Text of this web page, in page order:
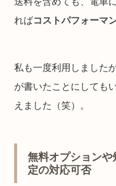
ればコストパフォーマ
私も一度利用しました
が書いたことにしても
えました（笑）。
無料オプション
定の対応可否